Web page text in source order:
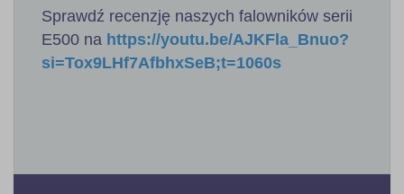
Sprawdź recenzję naszych falowników serii
E500 na https://youtu.be/AJKFla_Bnuo?
si=Tox9LHf7AfbhxSeB;t=1060s